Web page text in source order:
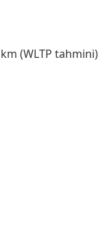
(WLTP tahmini)